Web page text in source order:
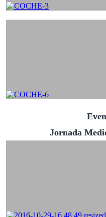
Jornada